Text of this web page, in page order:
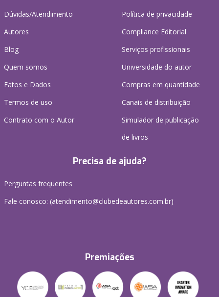
Dúvidas/Atendimento
Autores
Blog
Quem somos
Fatos e Dados
Termos de uso
Contrato com o Autor
Política de privacidade
Compliance Editorial
Serviços profissionais
Universidade do autor
Compras em quantidade
Canais de distribuição
Simulador de publicação
de livros
Precisa de ajuda?
Perguntas frequentes
Fale conosco: (atendimento@clubedeautores.com.br)
Premiações